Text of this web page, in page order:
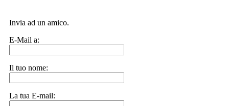
Invia ad un amico.
E-Mail a:
Il tuo nome:
La tua E-mail: